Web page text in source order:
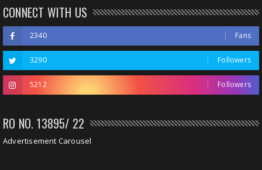
CONNECT WITH US
2340 Fans
3290 Followers
5212 Followers
RO NO. 13895/ 22
Advertisement Carousel